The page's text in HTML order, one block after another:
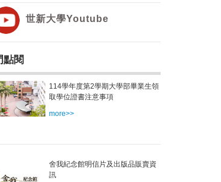
世新大學Youtube
點閱
114學年度第2學期大學部畢業生領
取學位證書注意事項
more>>
舍我紀念館明信片及出版品販賣資
訊